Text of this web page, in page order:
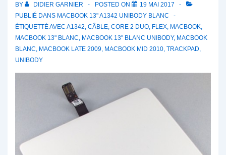
BY DIDIER GARNIER POSTED ON
19 MAI 2017
PUBLIÉ DANS MACBOOK 13" A1342 UNIBODY BLANC
ÉTIQUETTÉ AVEC A1342, CÂBLE, CORE 2 DUO, FLEX, MACBOOK,
MACBOOK 13" BLANC, MACBOOK 13" BLANC UNIBODY, MACBOOK
BLANC, MACBOOK LATE 2009, MACBOOK MID 2010, TRACKPAD,
UNIBODY